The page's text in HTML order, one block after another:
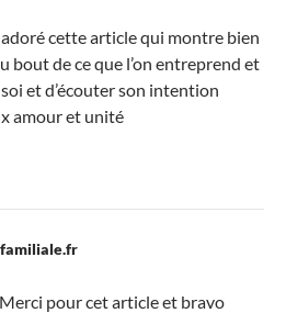
cette article qui montre bien
bout de ce que l’on entreprend et
et d’écouter son intention
amour et unité
pour cet article et bravo